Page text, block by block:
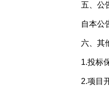
五、公
自本公告
六、其
1.投标保
2.项目开